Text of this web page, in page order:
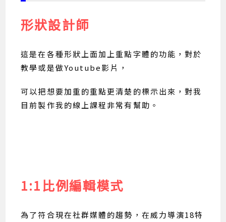
形狀設計師
這是在各種形狀上面加上重點字體的功能，對於
教學或是做Youtube影片，
可以把想要加重的重點更清楚的標示出來，對我
目前製作我的線上課程非常有幫助。
1:1比例編輯模式
為了符合現在社群媒體的趨勢，在威力導演18特